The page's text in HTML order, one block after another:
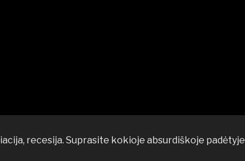
recesija. Suprasite kokioje absurdiškoje padėtyje